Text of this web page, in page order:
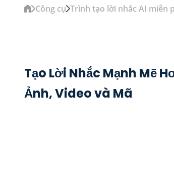
Công cụ Trình tạo lời nhắc AI miễn
Tạo Lời Nhắc Mạnh Mẽ
Ảnh, Video và Mã